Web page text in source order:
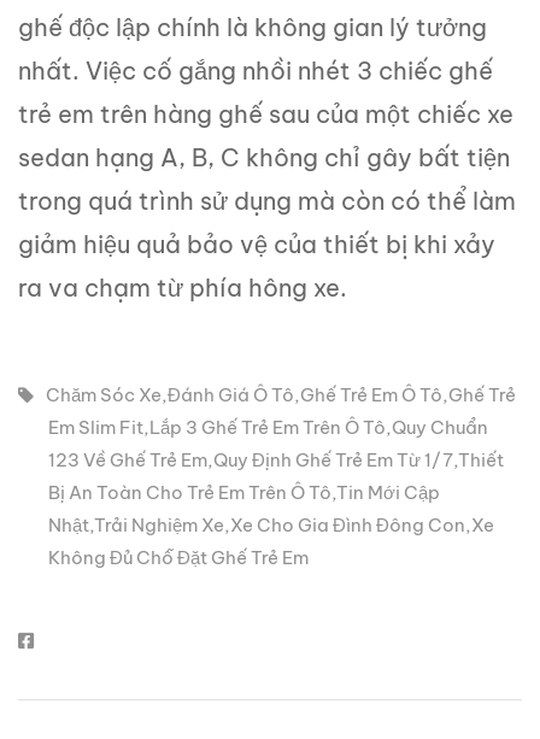
ghế độc lập chính là không gian lý tưởng
nhất. Việc cố gắng nhồi nhét 3 chiếc ghế
trẻ em trên hàng ghế sau của một chiếc xe
sedan hạng A, B, C không chỉ gây bất tiện
trong quá trình sử dụng mà còn có thể làm
giảm hiệu quả bảo vệ của thiết bị khi xảy
ra va chạm từ phía hông xe.
Chăm Sóc Xe,Đánh Giá Ô Tô,Ghế Trẻ Em Ô Tô,Ghế Trẻ
Em Slim Fit,Lắp 3 Ghế Trẻ Em Trên Ô Tô,Quy Chuẩn
123 Về Ghế Trẻ Em,Quy Định Ghế Trẻ Em Từ 1/7,Thiết
Bị An Toàn Cho Trẻ Em Trên Ô Tô,Tin Mới Cập
Nhật,Trải Nghiệm Xe,Xe Cho Gia Đình Đông Con,Xe
Không Đủ Chỗ Đặt Ghế Trẻ Em